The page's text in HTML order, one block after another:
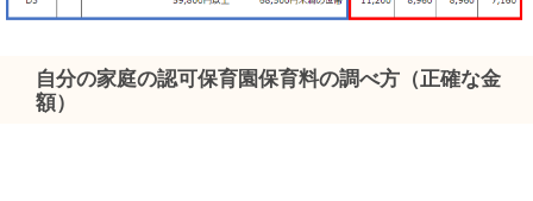
自分の家庭の認可保育園保育料の調べ方（正確な金
額）